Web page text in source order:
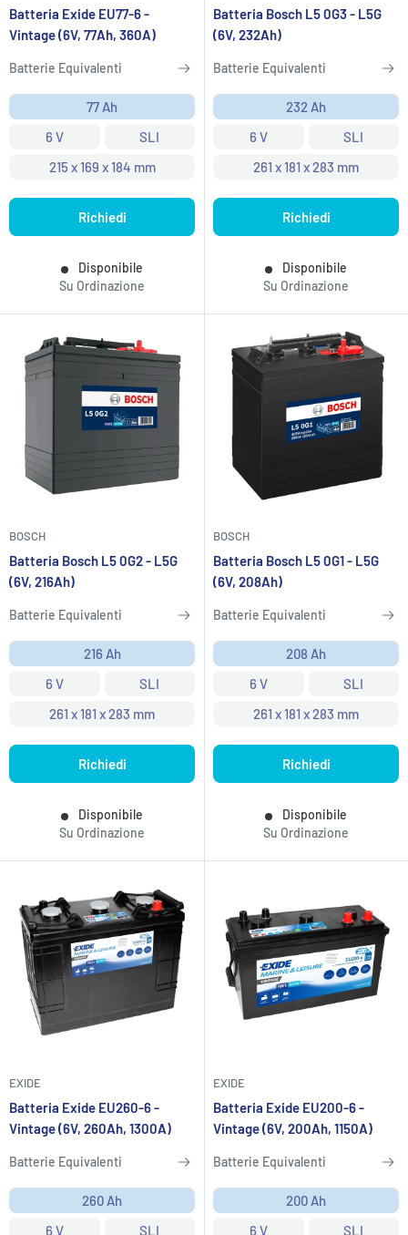
Batteria Exide EU77-6 -
Vintage (6V, 77Ah, 360A)
Batterie Equivalenti
77 Ah
6 V
SLI
215 x 169 x 184 mm
Richiedi
Disponibile
Su Ordinazione
Batteria Bosch L5 0G3 - L5G
(6V, 232Ah)
Batterie Equivalenti
232 Ah
6 V
SLI
261 x 181 x 283 mm
Richiedi
Disponibile
Su Ordinazione
BOSCH
Batteria Bosch L5 0G2 - L5G
(6V, 216Ah)
Batterie Equivalenti
216 Ah
6 V
SLI
261 x 181 x 283 mm
Richiedi
Disponibile
Su Ordinazione
BOSCH
Batteria Bosch L5 0G1 - L5G
(6V, 208Ah)
Batterie Equivalenti
208 Ah
6 V
SLI
261 x 181 x 283 mm
Richiedi
Disponibile
Su Ordinazione
EXIDE
Batteria Exide EU260-6 -
Vintage (6V, 260Ah, 1300A)
Batterie Equivalenti
260 Ah
6 V
SLI
EXIDE
Batteria Exide EU200-6 -
Vintage (6V, 200Ah, 1150A)
Batterie Equivalenti
200 Ah
6 V
SLI